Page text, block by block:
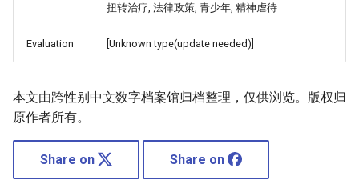
扭转治疗, 法律政策, 青少年, 精神虐待
Evaluation [Unknown type(update needed)]
本文由跨性别中文数字档案馆归档整理，仅供浏览。版权归
原作者所有。
Share on Share on